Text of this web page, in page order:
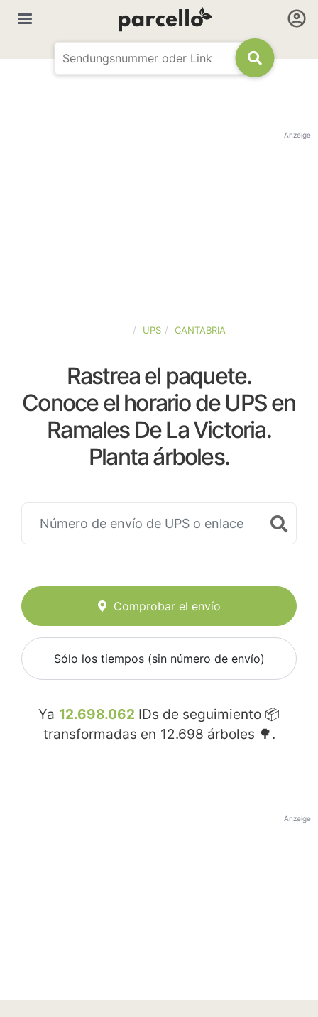
Anzeige
UPS CANTABRIA
Rastrea el paquete.
Conoce el horario de UPS en
Ramales De La Victoria.
Planta árboles.
Comprobar el envío
Sólo los tiempos (sin número de envío)
Ya 12.698.062 IDs de seguimiento 📦
transformadas en 12.698 árboles 🌳.
Anzeige